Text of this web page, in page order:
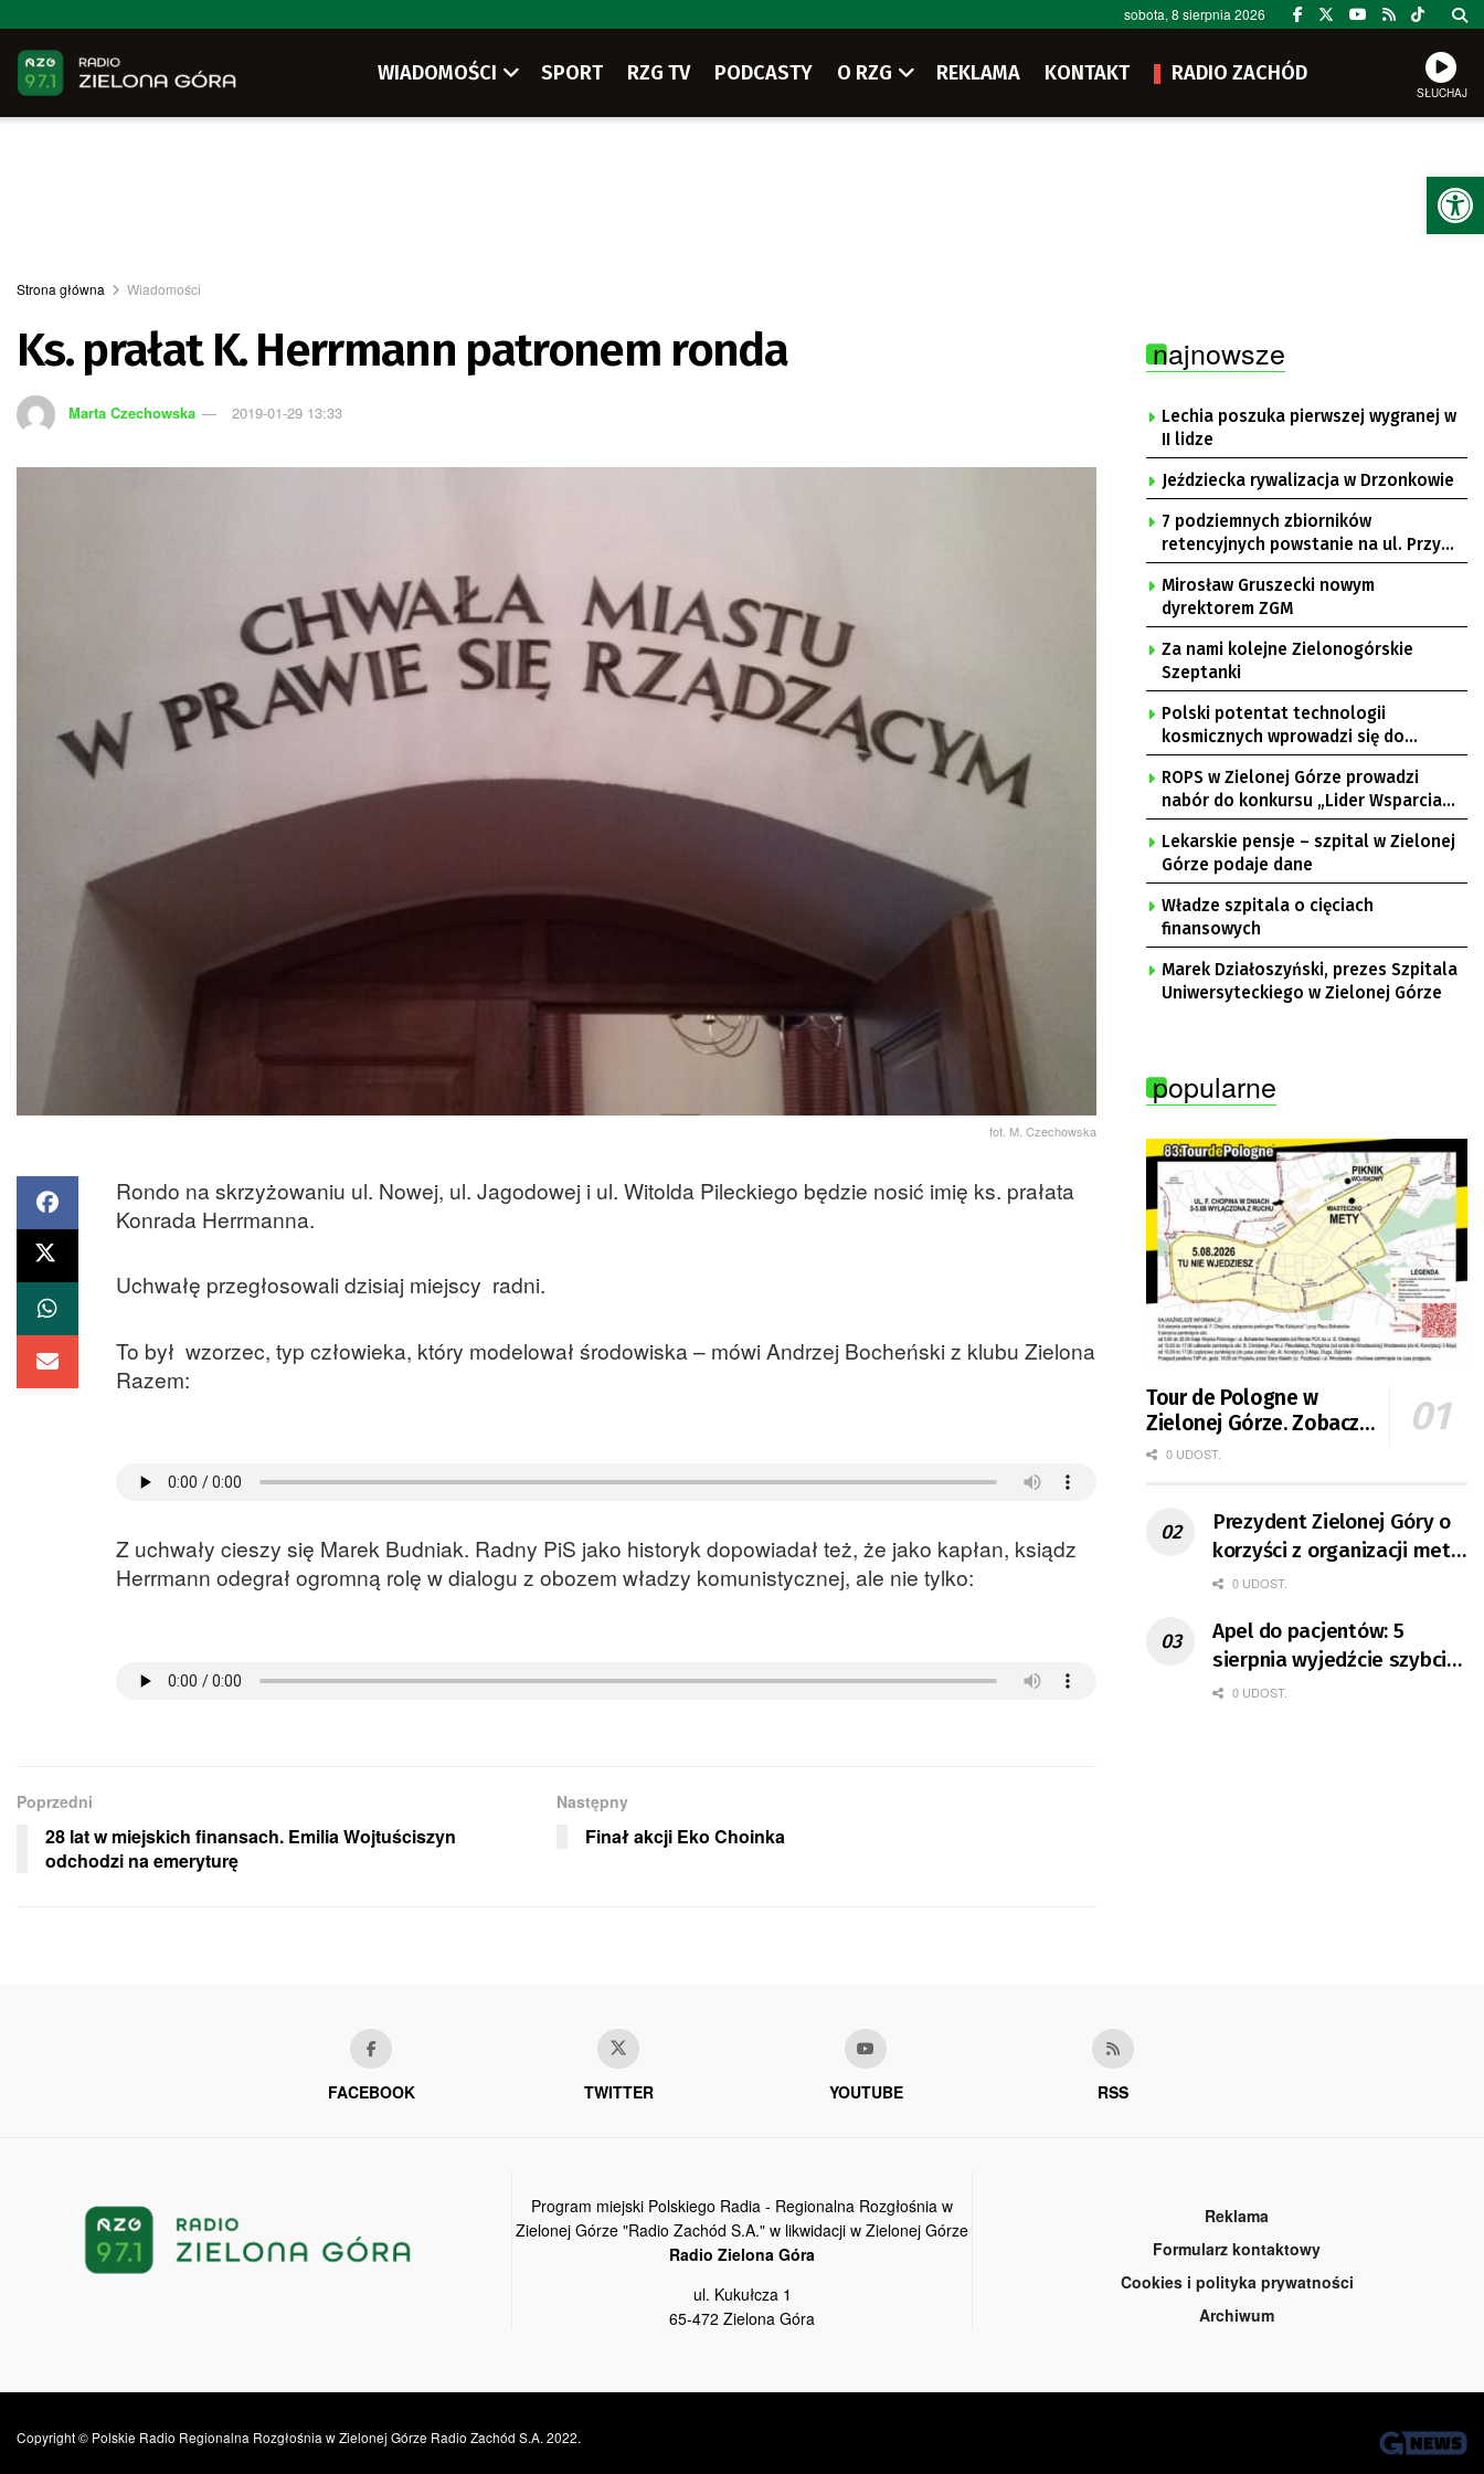
sobota, 8 sierpnia 2026
WIADOMOŚCI SPORT RZG TV PODCASTY O RZG REKLAMA KONTAKT RADIO ZACHÓD
SŁUCHAJ
Strona główna Wiadomości
Ks. prałat K. Herrmann patronem ronda
Marta Czechowska 2019-01-29 13:33
fot. M. Czechowska
Rondo na skrzyżowaniu ul. Nowej, ul. Jagodowej i ul. Witolda Pileckiego będzie nosić imię ks. prałata
Konrada Herrmanna.
Uchwałę przegłosowali dzisiaj miejscy radni.
To był wzorzec, typ człowieka, który modelował środowiska – mówi Andrzej Bocheński z klubu Zielona
Razem:
Z uchwały cieszy się Marek Budniak. Radny PiS jako historyk dopowiadał też, że jako kapłan, ksiądz
Herrmann odegrał ogromną rolę w dialogu z obozem władzy komunistycznej, ale nie tylko:
Poprzedni
28 lat w miejskich finansach. Emilia Wojtuściszyn
odchodzi na emeryturę
Następny
Finał akcji Eko Choinka
najnowsze
Lechia poszuka pierwszej wygranej w
II lidze
Jeździecka rywalizacja w Drzonkowie
7 podziemnych zbiorników
retencyjnych powstanie na ul. Przy
Gazowni
Mirosław Gruszecki nowym
dyrektorem ZGM
Za nami kolejne Zielonogórskie
Szeptanki
Polski potentat technologii
kosmicznych wprowadzi się do
Zielonej Góry
ROPS w Zielonej Górze prowadzi
nabór do konkursu „Lider Wsparcia
Seniora”
Lekarskie pensje – szpital w Zielonej
Górze podaje dane
Władze szpitala o cięciach
finansowych
Marek Działoszyński, prezes Szpitala
Uniwersyteckiego w Zielonej Górze
popularne
Tour de Pologne w
Zielonej Górze. Zobacz
zmiany w organizacji
0 UDOST.
Prezydent Zielonej Góry o
korzyści z organizacji mety
Tour de Pologne
0 UDOST.
Apel do pacjentów: 5
sierpnia wyjedźcie szybciej
z domów
0 UDOST.
FACEBOOK TWITTER YOUTUBE RSS
Program miejski Polskiego Radia - Regionalna Rozgłośnia w
Zielonej Górze "Radio Zachód S.A." w likwidacji w Zielonej Górze
Radio Zielona Góra
ul. Kukułcza 1
65-472 Zielona Góra
Reklama
Formularz kontaktowy
Cookies i polityka prywatności
Archiwum
Copyright © Polskie Radio Regionalna Rozgłośnia w Zielonej Górze Radio Zachód S.A. 2022.